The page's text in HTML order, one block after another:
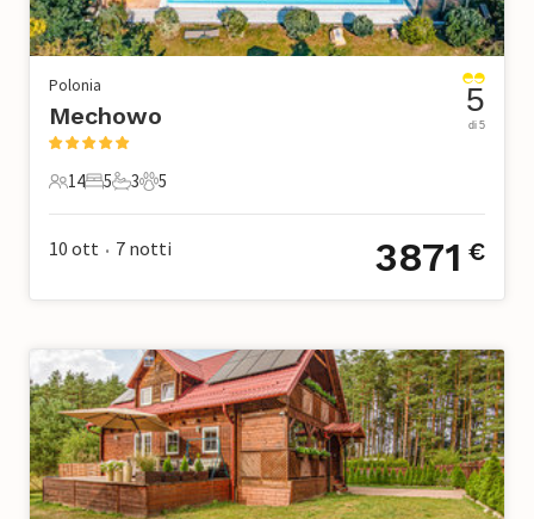
Polonia
Mechowo
14 Ospiti
14
5 Camere da letto
5
3 Bagni
3
5 Animali domestici
5
5
di 5
10 ott • 7 notti 3871 €